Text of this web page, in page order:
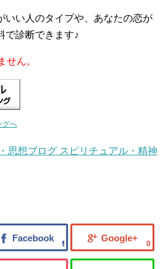
いい人のタイプや、あなたの恋が
で診断できます♪
ん。
グへ
0